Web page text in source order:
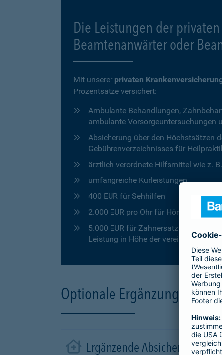
Die Leistungen der
Beamtenanwärter oder
Mit unserer privaten Krankenversicherung
Prozentsätze versichert:
Ambulante Behandlungen,
ambulante Vorsorgeuntersuchungen
Absicherung über den Höchstsätzen
Gebührenverzeichnisses für
ärztlich verordnete Hilfsmittel wie z.
umfangreiche Kurleistungen
400 EUR für Sehhilfen
2.000 EUR pro Ohr für Hörgeräte
5.000 EUR für Zahnersatz in den
Leistung in Höhe der vereinbarten
Optionale Ergänzungen für
Ergänzende Absicherung im